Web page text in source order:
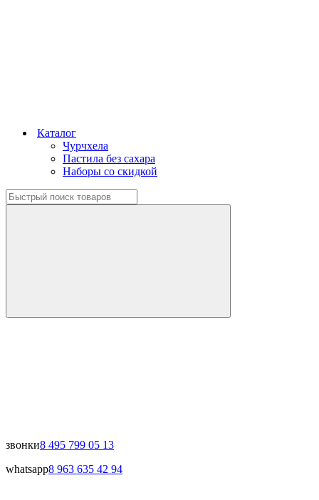
Каталог
Чурчхела
Пастила без сахара
Наборы со скидкой
звонки8 495 799 05 13
whatsapp8 963 635 42 94